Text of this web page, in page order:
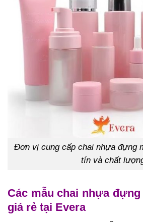
Đơn vị cung cấp chai nhựa đựng
tín và chất
Các mẫu chai nhựa
giá rẻ tại Evera